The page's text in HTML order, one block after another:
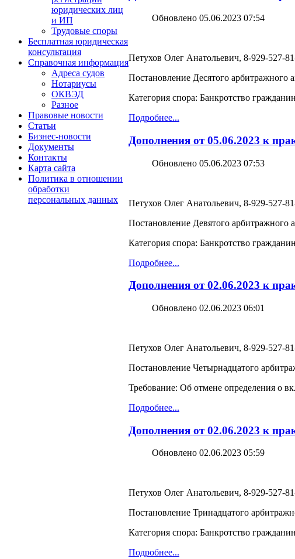
юридических лиц
и ИП
Трудовые споры
Бесплатная юридическая
консультация
Справочная информация
Адреса судов
Нотариусы
ОКВЭД
Разное
Правовые новости
Статьи
Бизнес-новости
Документы
Контакты
Карта сайта
Политика в отношении
обработки
персональных данных
Обновлено 05.06.2023 07:54
Петухов Олег Анатольевич, 8-929-527-
Постановление Десятого
Категория спора: Банкротство
Подробнее...
Дополнения от 05.06.2023 к
Обновлено 05.06.2023 07:53
Петухов Олег Анатольевич, 8-929-527-
Постановление Девятого
Категория спора: Банкротство
Подробнее...
Дополнения от 02.06.2023 к
Обновлено 02.06.2023 06:01
Петухов Олег Анатольевич, 8-929-527-
Постановление Четырнадцатого
Требование: Об отмене определения о
Подробнее...
Дополнения от 02.06.2023 к
Обновлено 02.06.2023 05:59
Петухов Олег Анатольевич, 8-929-527-
Постановление Тринадцатого
Категория спора: Банкротство
Подробнее...